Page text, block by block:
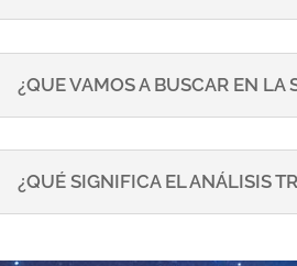
¿QUE VAMOS A BUSCAR EN
¿QUÉ SIGNIFICA EL ANÁLISIS